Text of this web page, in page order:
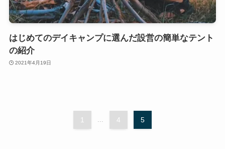
はじめてのデイキャンプに選んだ設営の簡単なテント
の紹介
2021年4月19日
1 ... 4 5